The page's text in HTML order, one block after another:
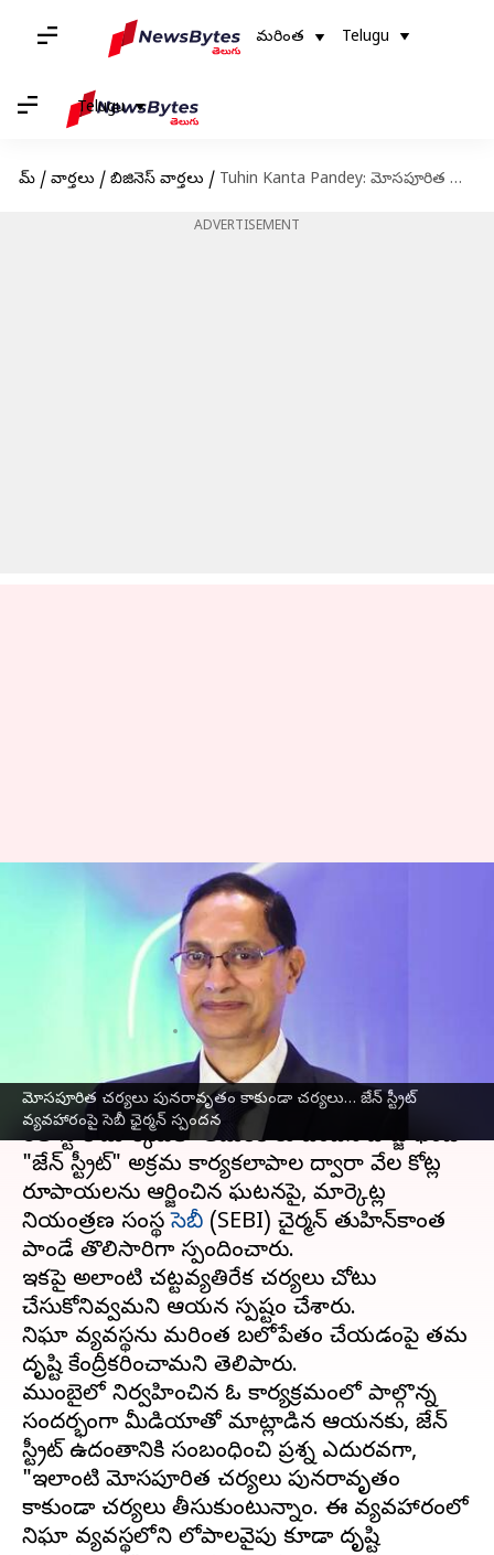
మరింత Telugu
Telugu
హోమ్ / వార్తలు / బిజినెస్ వార్తలు / Tuhin Kanta Pandey: మోసపూరిత చర్యలు పునరావృతం కాకుండా చర్యలు… జేన్‌ స్ట్రీట్‌ వ్యవహారంపై సెబీ ఛైర్మన్‌ స్పందన
ADVERTISEMENT
మోసపూరిత చర్యలు పునరావృతం కాకుండా చర్యలు… జేన్‌ స్ట్రీట్‌
వ్యవహారంపై సెబీ ఛైర్మన్‌ స్పందన
Tuhin Kanta Pandey: మోసపూరిత
చర్యలు పునరావృతం కాకుండా
చర్యలు… జేన్‌ స్ట్రీట్‌ వ్యవహారంపై
సెబీ ఛైర్మన్‌ స్పందన
Sirish Praharaju Jul 07, 2025 04:00 pm
ఈ వార్తాకథనం ఏంటి
భారత స్టాక్ మార్కెట్‌లో అమెరికాకు చెందిన హెడ్జ్ ఫండ్
"జేన్ స్ట్రీట్‌" అక్రమ కార్యకలాపాల ద్వారా వేల కోట్ల
రూపాయలను ఆర్జించిన ఘటనపై, మార్కెట్ల
నియంత్రణ సంస్థసెబీ (SEBI) చైర్మన్‌ తుహిన్‌కాంత
పాండే తొలిసారిగా స్పందించారు.
ఇకపై అలాంటి చట్టవ్యతిరేక చర్యలు చోటు
చేసుకోనివ్వమని ఆయన స్పష్టం చేశారు.
నిఘా వ్యవస్థను మరింత బలోపేతం చేయడంపై తమ
దృష్టి కేంద్రీకరించామని తెలిపారు.
ముంబైలో నిర్వహించిన ఓ కార్యక్రమంలో పాల్గొన్న
సందర్భంగా మీడియాతో మాట్లాడిన ఆయనకు, జేన్
స్ట్రీట్ ఉదంతానికి సంబంధించి ప్రశ్న ఎదురవగా,
"ఇలాంటి మోసపూరిత చర్యలు పునరావృతం
కాకుండా చర్యలు తీసుకుంటున్నాం. ఈ వ్యవహారంలో
నిఘా వ్యవస్థలోని లోపాలవైపు కూడా దృష్టి